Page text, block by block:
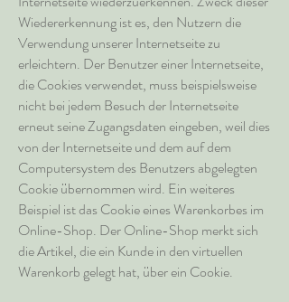
Wiedererkennung ist es, den Nutzern die
Verwendung unserer Internetseite zu
erleichtern. Der Benutzer einer Internetseite,
die Cookies verwendet, muss beispielsweise
nicht bei jedem Besuch der Internetseite
erneut seine Zugangsdaten eingeben, weil dies
von der Internetseite und dem auf dem
Computersystem des Benutzers abgelegten
Cookie übernommen wird. Ein weiteres
Beispiel ist das Cookie eines Warenkorbes im
Online-Shop. Der Online-Shop merkt sich
die Artikel, die ein Kunde in den virtuellen
Warenkorb gelegt hat, über ein Cookie.